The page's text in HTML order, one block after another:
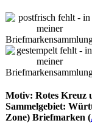
Motiv: Rotes Kreuz
Sammelgebiet:
Zone) Briefmarken (